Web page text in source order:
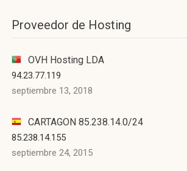
Proveedor de Hosting
OVH Hosting LDA
94.23.77.119
septiembre 13, 2018
CARTAGON 85.238.14.0/24
85.238.14.155
septiembre 24, 2015